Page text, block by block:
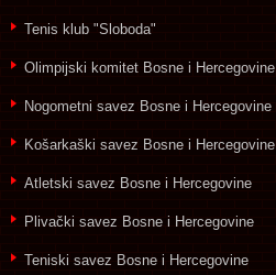
Tenis klub "Sloboda"
Olimpijski komitet Bosne i Hercegovine
Nogometni savez Bosne i Hercegovine
Košarkaški savez Bosne i Hercegovine
Atletski savez Bosne i Hercegovine
Plivački savez Bosne i Hercegovine
Teniski savez Bosne i Hercegovine